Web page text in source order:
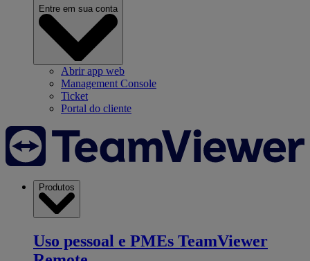
Entre em sua conta
Abrir app web
Management Console
Ticket
Portal do cliente
Produtos
Uso pessoal e PMEs TeamViewer